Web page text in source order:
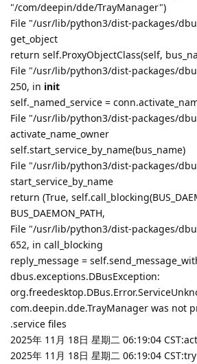
"/com/deepin/dde/TrayManager")
File "/usr/lib/python3/dist-packages/
get_object
return self.ProxyObjectClass(self,
File "/usr/lib/python3/dist-packages/
250, in init
self._named_service =
File "/usr/lib/python3/dist-packages/
activate_name_owner
self.start_service_by_name(bus_name)
File "/usr/lib/python3/dist-packages/
start_service_by_name
return (True,
BUS_DAEMON_PATH,
File "/usr/lib/python3/dist-packages/
652, in call_blocking
reply_message =
dbus.exceptions.DBusException:
com.deepin.dde.TrayManager was not
.service files
2025年 11月 18日 星期二 06:19:04
2025年 11月 18日 星期二 06:19:04